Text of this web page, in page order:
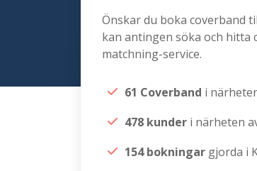
Önskar du boka coverband
kan antingen söka och hitta
matchning-service.
61 Coverband i
478 kunder i närheten
154 bokningar gjorda i